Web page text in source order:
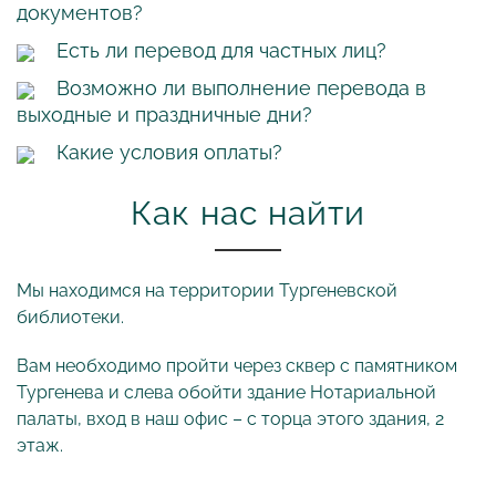
документов?
Есть ли перевод для частных лиц?
Возможно ли выполнение перевода в
выходные и праздничные дни?
Какие условия оплаты?
Как нас найти
Мы находимся на территории Тургеневской
библиотеки.
Вам необходимо пройти через cквер с памятником
Тургенева и слева обойти здание Нотариальной
палаты, вход в наш офис – с торца этого здания, 2
этаж.